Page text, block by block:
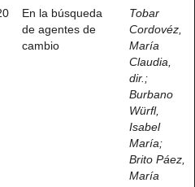
En la búsqueda
de agentes de
cambio
Tobar
Cordovéz,
María
Claudia,
dir. ;
Burbano
Würfl,
Isabel
María;
Brito Páez,
María